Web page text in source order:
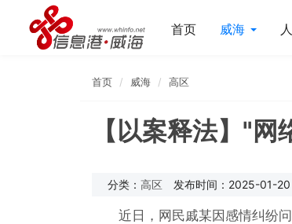
首页 威海
首页 威海 高区
【以案释法】"
分类： 高区 发布时间：2025-01-
近日，网民戚某因感情纠纷